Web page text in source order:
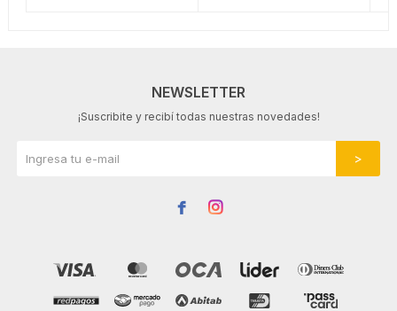
NEWSLETTER
¡Suscribite y recibí todas nuestras novedades!
 